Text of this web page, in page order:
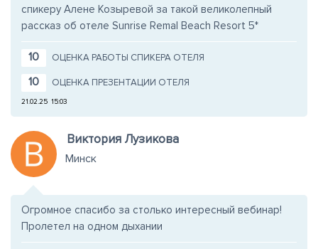
спикеру Алене Козыревой за такой великолепный
рассказ об отеле Sunrise Remal Beach Resort 5*
10 ОЦЕНКА РАБОТЫ СПИКЕРА ОТЕЛЯ
10 ОЦЕНКА ПРЕЗЕНТАЦИИ ОТЕЛЯ
15:03
21.02.25
Виктория Лузикова
Минск
Огромное спасибо за столько интересный вебинар!
Пролетел на одном дыхании